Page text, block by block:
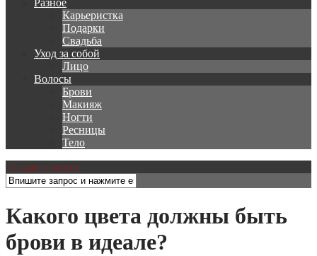
Разное
Карьеристка
Подарки
Свадьба
Уход за собой
Лицо
Волосы
Брови
Макияж
Ногти
Ресницы
Тело
Открыть меню
Какого цвета должны быть
брови в идеале?